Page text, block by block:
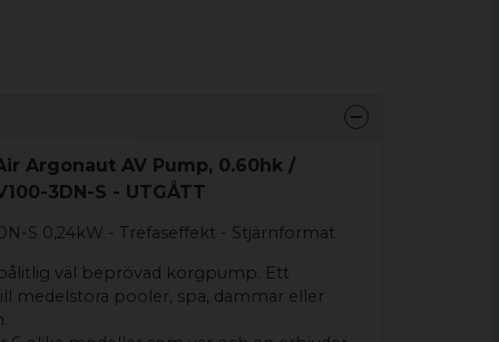
Argonaut AV Pump, 0.60hk /
3DN-S - UTGÅTT
S 0,24kW - Trefaseffekt - Stjärnformat
väl beprövad korgpump. Ett
medelstora pooler, spa, dammar eller